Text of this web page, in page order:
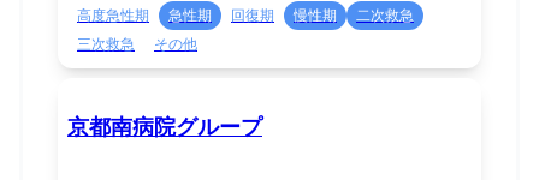
高度急性期 急性期 回復期 慢性期
二次救急
三次救急
その他
京都南病院グループ